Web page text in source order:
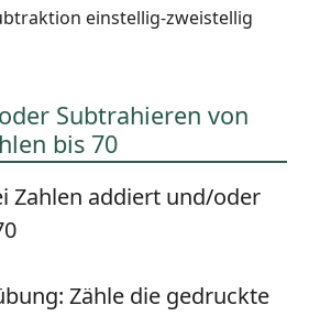
einstellig-zweistellig
Subtrahieren von
bis 70
Zahlen addiert und/oder
Zähle die gedruckte